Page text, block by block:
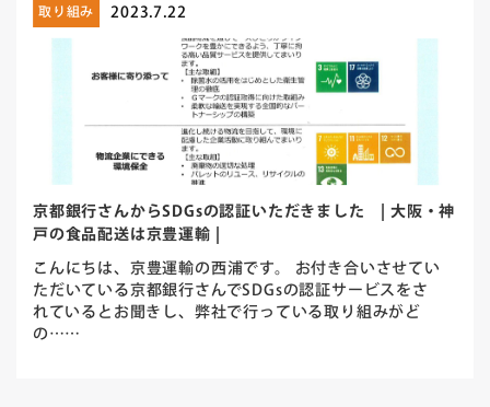
取り組み 2023.7.22
京都銀行さんからSDGsの認証いただきました | 大阪・神
戸の食品配送は京豊運輸 |
こんにちは、京豊運輸の西浦です。 お付き合いさせてい
ただいている京都銀行さんでSDGsの認証サービスをさ
れているとお聞きし、弊社で行っている取り組みがど
の……